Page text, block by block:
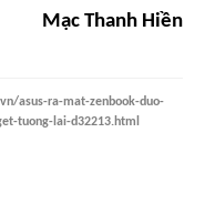
Mạc Thanh Hiền
asus-ra-mat-zenbook-duo-
tuong-lai-d32213.html